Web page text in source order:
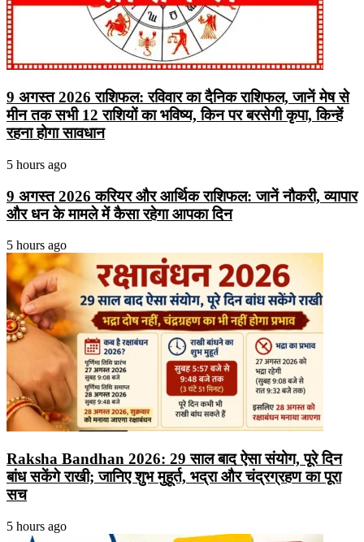
9 अगस्त 2026 राशिफल: रविवार का दैनिक राशिफल, जानें मेष से
मीन तक सभी 12 राशियों का भविष्य, किन पर बरसेगी कृपा, किन्हें
रहना होगा सावधान
5 hours ago
9 अगस्त 2026 करियर और आर्थिक राशिफल: जानें नौकरी, व्यापार
और धन के मामले में कैसा रहेगा आपका दिन
5 hours ago
Raksha Bandhan 2026: 29 साल बाद ऐसा संयोग, पूरे दिन
बांध सकेंगे राखी; जानिए शुभ मुहूर्त, भद्रा और चंद्रग्रहण का पूरा
सच
5 hours ago